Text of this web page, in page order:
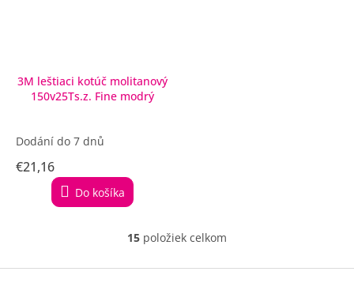
3M leštiaci kotúč molitanový
150v25Ts.z. Fine modrý
Dodání do 7 dnů
€21,16
Do košíka
O
l
15 položiek celkom
Z